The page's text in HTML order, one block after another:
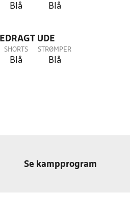
Blå Blå
UDE
SHORTS
Blå
STRØMPER
Blå
Se kampprogram